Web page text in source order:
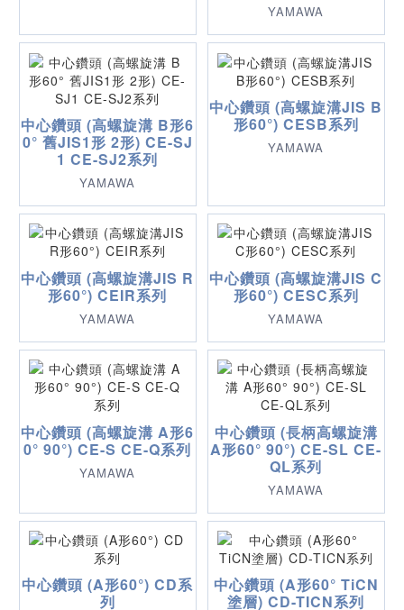
YAMAWA
中心鑽頭 (高螺旋溝 B形6
0° 舊JIS1形 2形) CE-SJ
1 CE-SJ2系列
YAMAWA
中心鑽頭 (高螺旋溝JIS B
形60°) CESB系列
YAMAWA
中心鑽頭 (高螺旋溝JIS R
形60°) CEIR系列
YAMAWA
中心鑽頭 (高螺旋溝JIS C
形60°) CESC系列
YAMAWA
中心鑽頭 (高螺旋溝 A形6
0° 90°) CE-S CE-Q系列
YAMAWA
中心鑽頭 (長柄高螺旋溝
A形60° 90°) CE-SL CE-
QL系列
YAMAWA
中心鑽頭 (A形60°) CD系
列
中心鑽頭 (A形60° TiCN
塗層) CD-TICN系列